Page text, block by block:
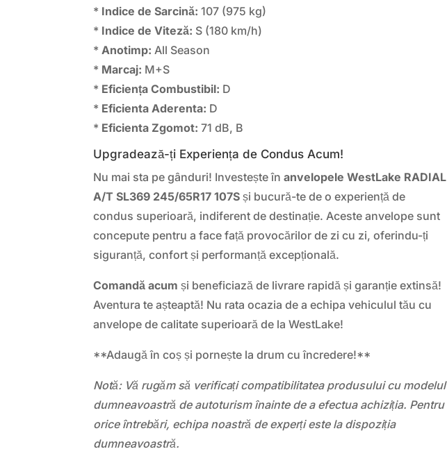
* Indice de Sarcină: 107 (975 kg)
* Indice de Viteză: S (180 km/h)
*Anotimp: All Season
* Marcaj: M+S
* Eficiența Combustibil: D
* Eficienta Aderenta: D
* Eficienta Zgomot: 71 dB, B
Upgradează-ți Experiența de Condus Acum!
Nu mai sta pe gânduri! Investește înanvelopele WestLake RADIAL
A/T SL369 245/65R17 107S și bucură-te de o experiență de
condus superioară, indiferent de destinație. Aceste anvelope sunt
concepute pentru a face față provocărilor de zi cu zi, oferindu-ți
siguranță, confort și performanță excepțională.
Comandă acum și beneficiază de livrare rapidă și garanție extinsă!
Aventura te așteaptă! Nu rata ocazia de a echipa vehiculul tău cu
anvelope de calitate superioară de la WestLake!
**Adaugă în coș și pornește la drum cu încredere!**
Notă: Vă rugăm să verificați compatibilitatea produsului cu modelul
dumneavoastră de autoturism înainte de a efectua achiziția. Pentru
orice întrebări, echipa noastră de experți este la dispoziția
dumneavoastră.